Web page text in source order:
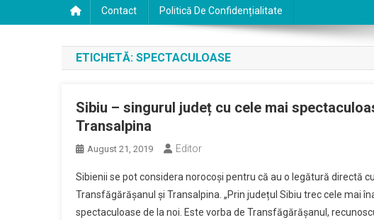
Contact Politică De Confidențialitate
ETICHETĂ: SPECTACULOASE
Sibiu – singurul județ cu cele mai
Transalpina
August 21, 2019 Editor
Sibienii se pot considera norocoși pentru că au o legătură directă
Transfăgărășanul și Transalpina. „Prin județul Sibiu trec cele mai
spectaculoase de la noi. Este vorba de Transfăgărășanul,